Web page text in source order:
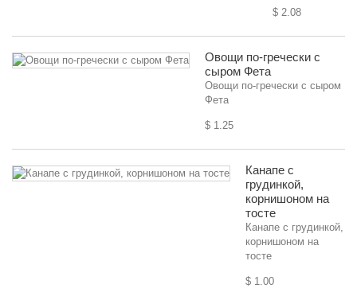
$ 2.08
Овощи по-гречески с
сыром Фета
Овощи по-гречески с сыром
Фета
$ 1.25
Канапе с
грудинкой,
корнишоном на
тосте
Канапе с грудинкой,
корнишоном на
тосте
$ 1.00